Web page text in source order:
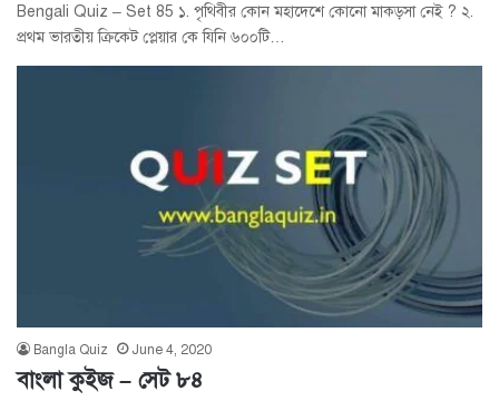
Bengali Quiz – Set 85 ১. পৃথিবীর কোন মহাদেশে কোনো মাকড়সা নেই ? ২.
প্রথম ভারতীয় ক্রিকেট প্লেয়ার কে যিনি ৬০০টি…
Bangla Quiz June 4, 2020
বাংলা কুইজ – সেট ৮৪